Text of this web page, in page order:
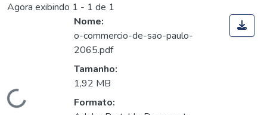
Agora exibindo 1 - 1 de 1
Nome:
o-commercio-de-sao-paulo-
2065.pdf
Tamanho:
1,92 MB
Formato: